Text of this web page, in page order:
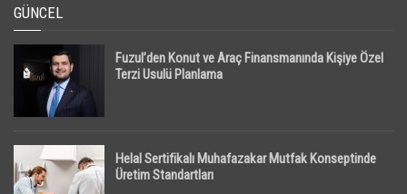
GÜNCEL
Fuzul’den Konut ve Araç Finansmanında Kişiye Özel
Terzi Usulü Planlama
Helal Sertifikalı Muhafazakar Mutfak Konseptinde
Üretim Standartları